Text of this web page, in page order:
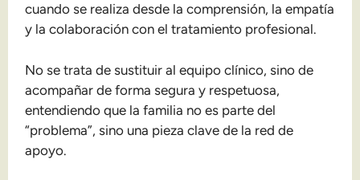
cuando se realiza desde la comprensión, la empatía
y la colaboración con el tratamiento profesional.
No se trata de sustituir al equipo clínico, sino de
acompañar de forma segura y respetuosa,
entendiendo que la familia no es parte del
“problema”, sino una pieza clave de la red de
apoyo.